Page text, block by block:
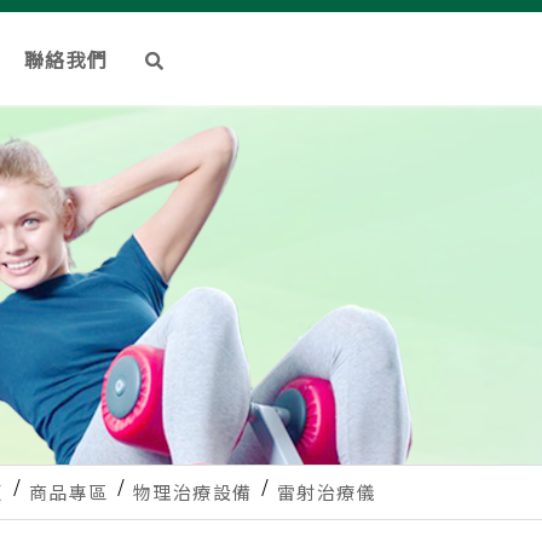
聯絡我們
商品專區 物理治療設備 雷射治療儀